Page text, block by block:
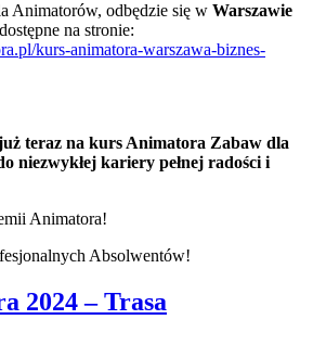
Animatorów, odbędzie się w Warszawie
na stronie:
kurs-animatora-warszawa-biznes-
teraz na kurs Animatora Zabaw dla
niezwykłej kariery pełnej radości i
Animatora!
Absolwentów!
2024 – Trasa